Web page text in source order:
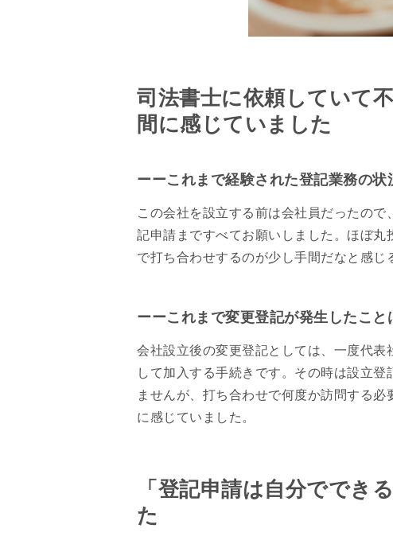
司法書士に依頼していて
間に感じていました
ーーこれまで経験された登記業務の
この会社を設立する前は会社員だったの
記申請まですべてお願いしました。ほぼ
で打ち合わせするのが少し手間だなと感じ
ーーこれまで変更登記が発生したこと
会社設立後の変更登記としては、一度代
して加入する手続きです。その時は設立
ませんが、打ち合わせで何度か訪問する
に感じていました。
「登記申請は自分ででき
た